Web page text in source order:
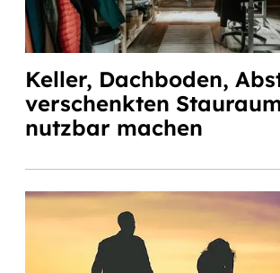
Keller, Dachboden,
verschenkten
nutzbar machen